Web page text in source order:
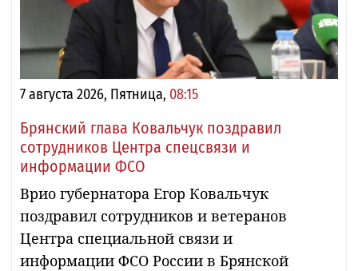
7 августа 2026, Пятница, 08:15
Брянский глава Ковальчук поздравил
сотрудников Центра спецсвязи и
информации ФСО
Врио губернатора Егор Ковальчук
поздравил сотрудников и ветеранов
Центра специальной связи и
информации ФСО России в Брянской